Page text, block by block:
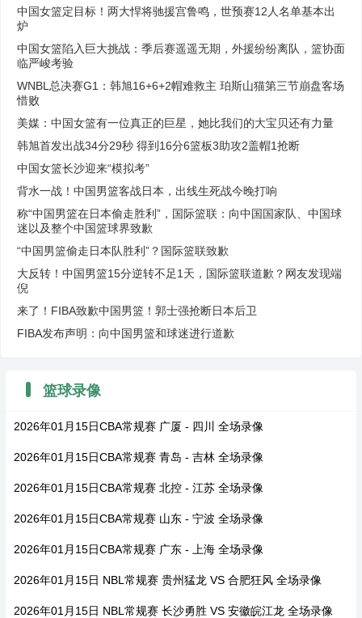
中国女篮定目标！两大悍将驰援宫鲁鸣，世预赛12人名单基本出
炉
中国女篮陷入巨大挑战：季后赛遥遥无期，外援纷纷离队，篮协面
临严峻考验
WNBL总决赛G1：韩旭16+6+2帽难救主 珀斯山猫第三节崩盘客场
惜败
美媒：中国女篮有一位真正的巨星，她比我们的大宝贝还有力量
韩旭首发出战34分29秒 得到16分6篮板3助攻2盖帽1抢断
中国女篮长沙迎来“模拟考”
背水一战！中国男篮客战日本，出线生死战今晚打响
称“中国男篮在日本偷走胜利”，国际篮联：向中国国家队、中国球
迷以及整个中国篮球界致歉
“中国男篮偷走日本队胜利”？国际篮联致歉
大反转！中国男篮15分逆转不足1天，国际篮联道歉？网友发现端
倪
来了！FIBA致歉中国男篮！郭士强抢断日本后卫
FIBA发布声明：向中国男篮和球迷进行道歉
篮球录像
2026年01月15日CBA常规赛 广厦 - 四川 全场录像
2026年01月15日CBA常规赛 青岛 - 吉林 全场录像
2026年01月15日CBA常规赛 北控 - 江苏 全场录像
2026年01月15日CBA常规赛 山东 - 宁波 全场录像
2026年01月15日CBA常规赛 广东 - 上海 全场录像
2026年01月15日 NBL常规赛 贵州猛龙 VS 合肥狂风 全场录像
2026年01月15日 NBL常规赛 长沙勇胜 VS 安徽皖江龙 全场录像